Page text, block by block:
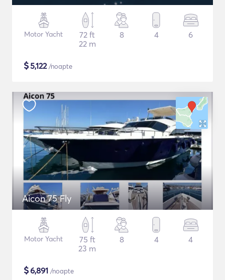
Motor Yacht
72 ft
22 m
8 4 6
$5,122/noapte
Aicon 75 Fly
Motor Yacht
75 ft
23 m
8 4 4
$6,891 /noapte